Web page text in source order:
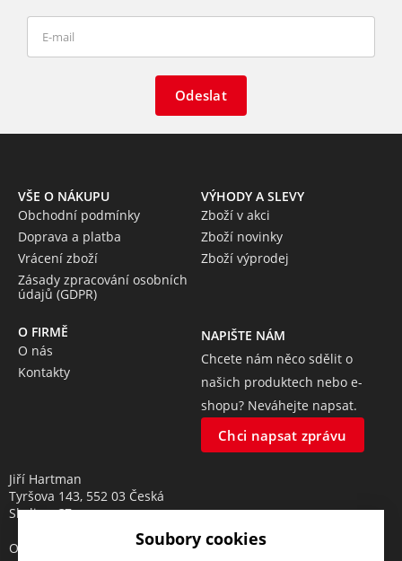
Odeslat
VŠE O NÁKUPU
Obchodní podmínky
Doprava a platba
Vrácení zboží
Zásady zpracování osobních
údajů (GDPR)
VÝHODY A SLEVY
Zboží v akci
Zboží novinky
Zboží výprodej
O FIRMĚ
O nás
Kontakty
NAPIŠTE NÁM
Chcete nám něco sdělit o
našich produktech nebo e-
shopu? Neváhejte napsat.
Chci napsat zprávu
Jiří Hartman
Tyršova 143, 552 03 Česká
Skalice, CZ
Obchodní rejstřík vedený uSoubory cookies